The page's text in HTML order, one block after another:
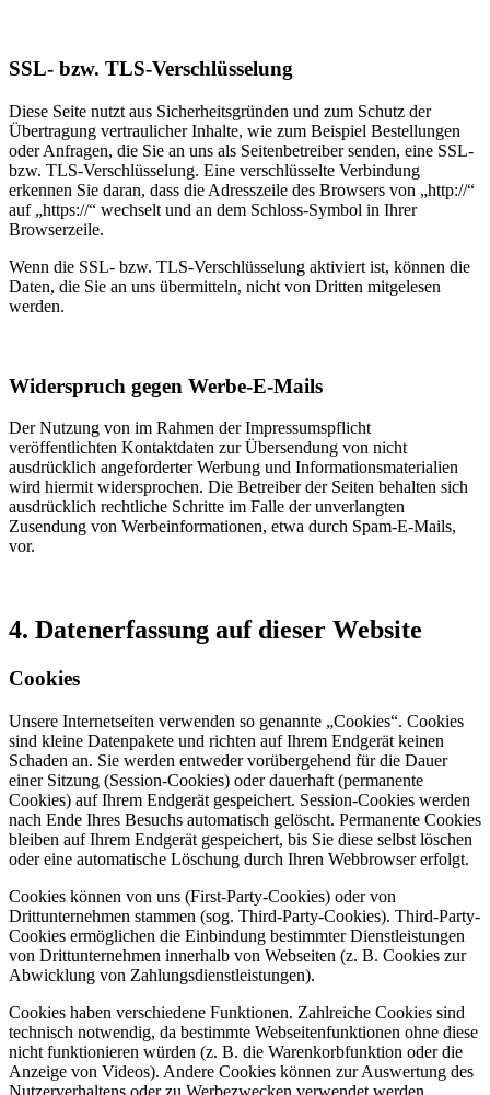
SSL- bzw. TLS-Verschlüsselung
Diese Seite nutzt aus Sicherheitsgründen und zum Schutz der
Übertragung vertraulicher Inhalte, wie zum Beispiel Bestellungen
oder Anfragen, die Sie an uns als Seitenbetreiber senden, eine SSL-
bzw. TLS-Verschlüsselung. Eine verschlüsselte Verbindung
erkennen Sie daran, dass die Adresszeile des Browsers von „http://“
auf „https://“ wechselt und an dem Schloss-Symbol in Ihrer
Browserzeile.
Wenn die SSL- bzw. TLS-Verschlüsselung aktiviert ist, können die
Daten, die Sie an uns übermitteln, nicht von Dritten mitgelesen
werden.
Widerspruch gegen Werbe-E-Mails
Der Nutzung von im Rahmen der Impressumspflicht
veröffentlichten Kontaktdaten zur Übersendung von nicht
ausdrücklich angeforderter Werbung und Informationsmaterialien
wird hiermit widersprochen. Die Betreiber der Seiten behalten sich
ausdrücklich rechtliche Schritte im Falle der unverlangten
Zusendung von Werbeinformationen, etwa durch Spam-E-Mails,
vor.
4. Datenerfassung auf dieser Website
Cookies
Unsere Internetseiten verwenden so genannte „Cookies“. Cookies
sind kleine Datenpakete und richten auf Ihrem Endgerät keinen
Schaden an. Sie werden entweder vorübergehend für die Dauer
einer Sitzung (Session-Cookies) oder dauerhaft (permanente
Cookies) auf Ihrem Endgerät gespeichert. Session-Cookies werden
nach Ende Ihres Besuchs automatisch gelöscht. Permanente Cookies
bleiben auf Ihrem Endgerät gespeichert, bis Sie diese selbst löschen
oder eine automatische Löschung durch Ihren Webbrowser erfolgt.
Cookies können von uns (First-Party-Cookies) oder von
Drittunternehmen stammen (sog. Third-Party-Cookies). Third-Party-
Cookies ermöglichen die Einbindung bestimmter Dienstleistungen
von Drittunternehmen innerhalb von Webseiten (z. B. Cookies zur
Abwicklung von Zahlungsdienstleistungen).
Cookies haben verschiedene Funktionen. Zahlreiche Cookies sind
technisch notwendig, da bestimmte Webseitenfunktionen ohne diese
nicht funktionieren würden (z. B. die Warenkorbfunktion oder die
Anzeige von Videos). Andere Cookies können zur Auswertung des
Nutzerverhaltens oder zu Werbezwecken verwendet werden.